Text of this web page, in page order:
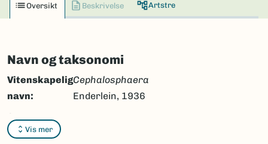
Oversikt Beskrivelse Artstre
Navn og taksonomi
Vis mer
Vitenskapelig
navn:
Cephalosphaera
Enderlein, 1936
Synonymer:
Bokmål:Ingen